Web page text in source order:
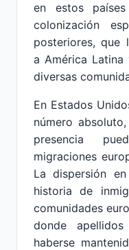
en estos
colonización
posteriores, que
a América
diversas
En Estados
número
presencia
migraciones
La dispersión
historia de
comunidades
donde
haberse